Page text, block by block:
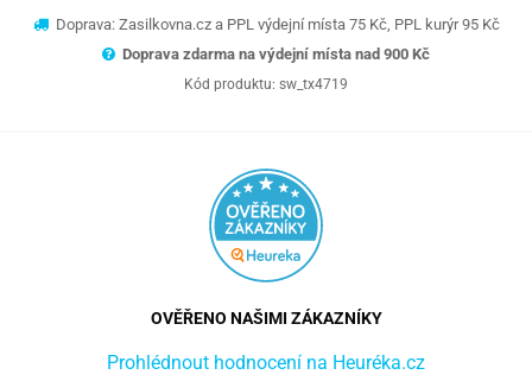
Doprava: Zasilkovna.cz a PPL výdejní místa 75 Kč, PPL kurýr 95 Kč
Doprava zdarma na výdejní místa nad 900 Kč
Kód produktu: sw_tx4719
OVĚŘENO NAŠIMI ZÁKAZNÍKY
Prohlédnout hodnocení na Heuréka.cz